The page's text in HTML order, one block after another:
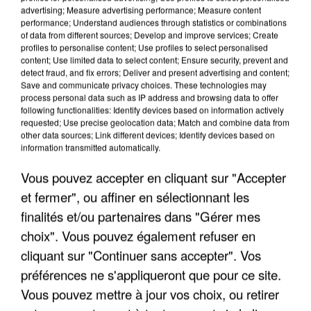
UNE TOURISTE DE L’OISE EMPORTÉE PAR UNE
COULÉE DE BOUE EN HAUTE-SAVOIE
advertising; Measure advertising performance; Measure content
performance; Understand audiences through statistics or combinations
of data from different sources; Develop and improve services; Create
profiles to personalise content; Use profiles to select personalised
content; Use limited data to select content; Ensure security, prevent and
detect fraud, and fix errors; Deliver and present advertising and content;
Save and communicate privacy choices. These technologies may
process personal data such as IP address and browsing data to offer
following functionalities: Identify devices based on information actively
requested; Use precise geolocation data; Match and combine data from
other data sources; Link different devices; Identify devices based on
information transmitted automatically.
Vous pouvez accepter en cliquant sur "Accepter
et fermer", ou affiner en sélectionnant les
finalités et/ou partenaires dans "Gérer mes
choix". Vous pouvez également refuser en
cliquant sur "Continuer sans accepter". Vos
préférences ne s'appliqueront que pour ce site.
Vous pouvez mettre à jour vos choix, ou retirer